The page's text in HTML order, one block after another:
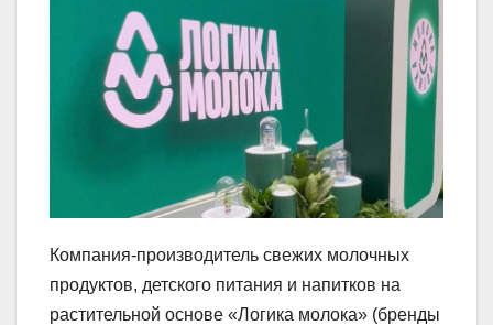
Компания-производитель свежих молочных
продуктов, детского питания и напитков на
растительной основе «Логика молока» (бренды